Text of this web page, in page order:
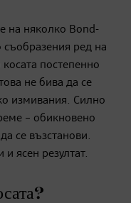
на няколко Bond-
съобразения ред на
косата постепенно
не бива да се
измивания. Силно
– обикновено
се възстанови.
ясен резултат.